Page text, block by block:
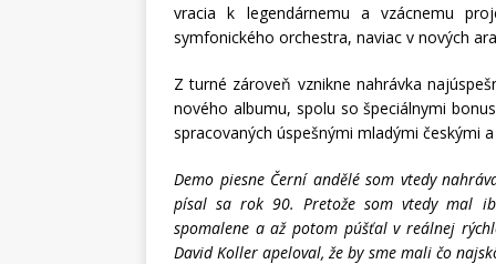
vracia k legendárnemu a vzácnemu
symfonického orchestra, naviac v nových
Z turné zároveň vznikne nahrávka
nového albumu, spolu so špeciálnymi
spracovaných úspešnými mladými českými
Demo piesne Černí andělé som vtedy
písal sa rok 90. Pretože som vtedy mal
spomalene a až potom púšťal v reálnej
David Koller apeloval, že by sme mali čo